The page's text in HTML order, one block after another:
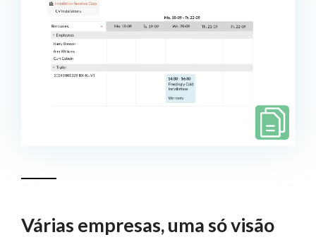
Várias empresas, uma só visão